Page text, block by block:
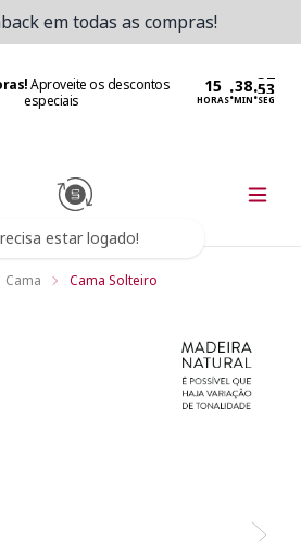
em todas as compras!
Aproveite os descontos
especiais
HORAS:MIN:SEG
estar logado!
Cama Cama Solteiro